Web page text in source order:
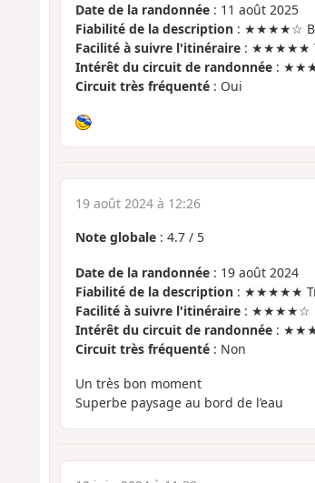
Date de la randonnée: 11 août 2025
Fiabilité de la description: ★★★★☆
Facilité à suivre l'itinéraire: ★★★★★
Intérêt du circuit de randonnée:
Circuit très fréquenté: Oui
19 août 2024 à 12:26
Note globale: 4.7/ 5
Date de la randonnée: 19 août 2024
Fiabilité de la description: ★★★★★
Facilité à suivre l'itinéraire: ★★★★☆
Intérêt du circuit de randonnée:
Circuit très fréquenté: Non
Un très bon moment
Superbe paysage au bord de l’eau